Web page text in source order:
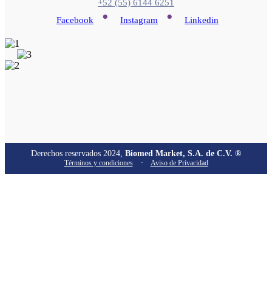
+52 (55) 6144 6251
Facebook
• Instagram • Linkedin
Derechos reservados 2024, Biomed Market, S.A. de C.V. ®
Términos y condiciones · Aviso de Privacidad